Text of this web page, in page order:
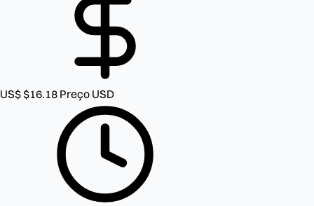
US$ $16.18 Preço USD